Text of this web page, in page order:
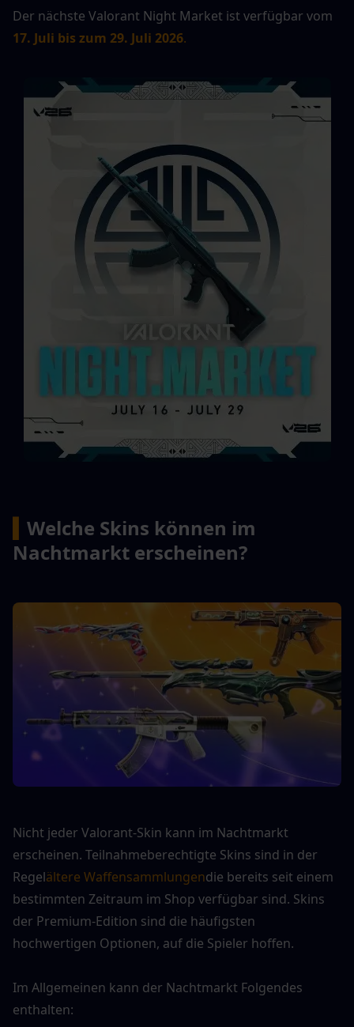
Der nächste Valorant Night Market ist verfügbar vom
17. Juli bis zum 29. Juli 2026.
Welche Skins können im
Nachtmarkt erscheinen?
Nicht jeder Valorant-Skin kann im Nachtmarkt
erscheinen. Teilnahmeberechtigte Skins sind in der
Regelältere Waffensammlungendie bereits seit einem
bestimmten Zeitraum im Shop verfügbar sind. Skins
der Premium-Edition sind die häufigsten
hochwertigen Optionen, auf die Spieler hoffen.
Im Allgemeinen kann der Nachtmarkt Folgendes
enthalten: